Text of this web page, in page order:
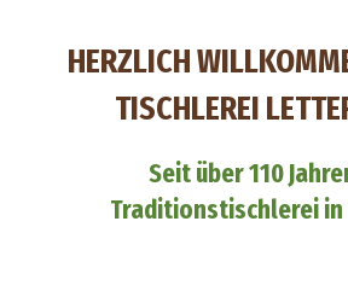
HERZLICH
TISCHLEREI
Seit über 110
Traditionstischlerei in